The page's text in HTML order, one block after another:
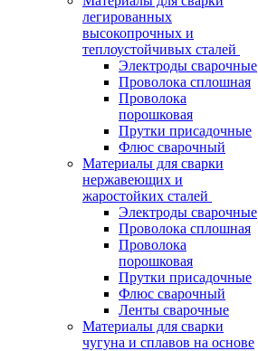
легированных
высокопрочных и
теплоустойчивых сталей
Электроды сварочные
Проволока сплошная
Проволока
порошковая
Прутки присадочные
Флюс сварочный
Материалы для сварки
нержавеющих и
жаростойких сталей
Электроды сварочные
Проволока сплошная
Проволока
порошковая
Прутки присадочные
Флюс сварочный
Ленты сварочные
Материалы для сварки
чугуна и сплавов на основе